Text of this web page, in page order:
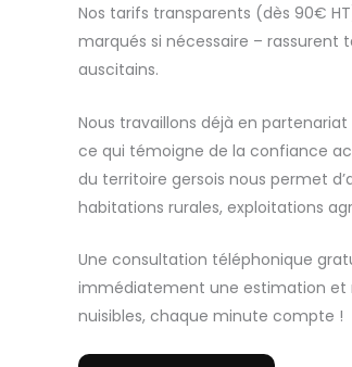
Nos tarifs transparents (dès 90€
marqués si nécessaire – rassurent
auscitains.
Nous travaillons déjà en
ce qui témoigne de la confiance
du territoire gersois nous permet
habitations rurales, exploitations
Une consultation téléphonique
immédiatement une estimation et
nuisibles, chaque minute compte !